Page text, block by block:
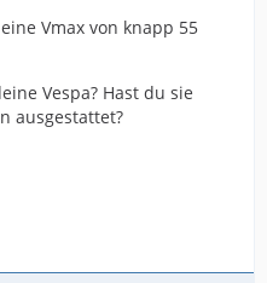
Vmax von knapp 55
Vespa? Hast du sie
ausgestattet?